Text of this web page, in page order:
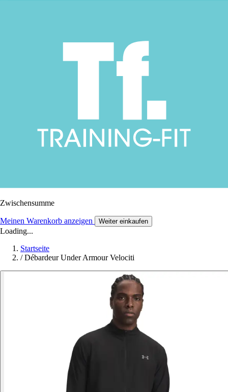
Zwischensumme
Meinen Warenkorb anzeigen Weiter einkaufen
Loading...
Startseite
/ Débardeur Under Armour Velociti